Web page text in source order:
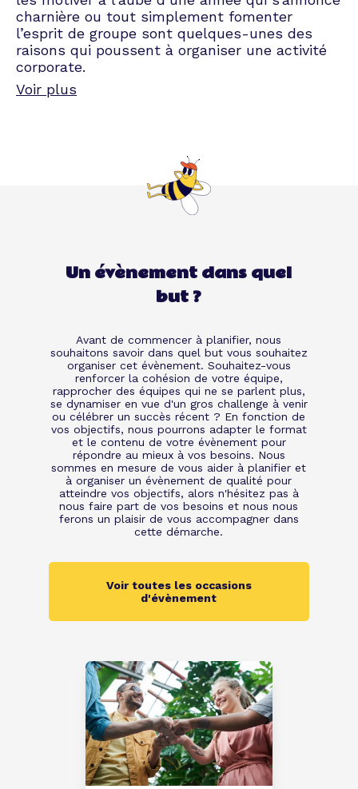
charnière ou tout simplement fomenter
l’esprit de groupe sont quelques-unes des
raisons qui poussent à organiser une activité
corporate.
Un Séminaire Incentive
Parmi les évents les plus prisés, nous
retrouvons les séminaires incentive. Il s’agit
d’ailleurs de l’événement d’entreprise le plus
projet bien précis.
Imaginez vos collègues bûcher sur un appel
Retrouvez tous nos événements d’entreprise
en contactant notre abeille experte en la
matière !
L’Event Corporate pour
plus d’originalité
Les événements évoqués précédemment
semblent trop classiques à vos yeux ? Il est
donc grand temps de penser au plan B. Afin
évènementielles et de créer un event
mémorable, focalisez-vous sur l’originalité.
Saupoudrez votre événement d’une pincée de
drôlerie, de fantaisie ou d’excentrisme. N’ayez
dehors des bureaux.
En outre, nous tenons à vous dévoiler un
secret : notre abeille est friande d’événements
alternatifs. Elle adore dénicher des
prestataires et des agences non conformistes
afin de mettre en place un séminaire à
l’étranger, un atelier de cuisine ou un
Voir plus
Un évènement dans quel
but ?
Avant de commencer à planifier, nous
souhaitons savoir dans quel but vous souhaitez
organiser cet évènement. Souhaitez-vous
renforcer la cohésion de votre équipe,
rapprocher des équipes qui ne se parlent plus,
se dynamiser en vue d'un gros challenge à venir
ou célébrer un succès récent ? En fonction de
vos objectifs, nous pourrons adapter le format
et le contenu de votre évènement pour
répondre au mieux à vos besoins. Nous
sommes en mesure de vous aider à planifier et
à organiser un évènement de qualité pour
atteindre vos objectifs, alors n'hésitez pas à
nous faire part de vos besoins et nous nous
ferons un plaisir de vous accompagner dans
cette démarche.
Voir toutes les occasions
d'évènement